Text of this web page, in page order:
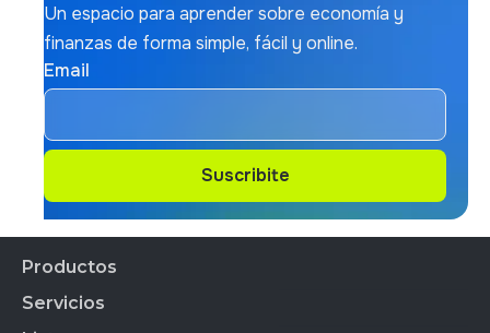
Un espacio para aprender sobre economía y
finanzas de forma simple, fácil y online.
Email
Suscribite
Productos
Productos Financieros
Servicios